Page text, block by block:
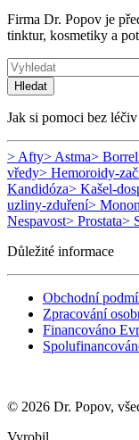
Firma Dr. Popov je
tinktur, kosmetiky a
Hledat
Jak si pomoci bez léčiv
> Afty> Astma>
vředy> Hemoroidy-
Kandidóza> Kašel-
uzliny-zduření>
Nespavost> Prostata>
Důležité informace
Obchodní
Zpracování
Financováno
© 2026 Dr. Popov,